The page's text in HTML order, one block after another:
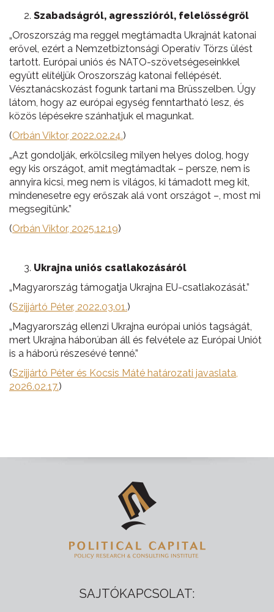
Szabadságról, agresszióról, felelősségről
„Oroszország ma reggel megtámadta Ukrajnát katonai
erővel, ezért a Nemzetbiztonsági Operatív Törzs ülést
tartott. Európai uniós és NATO-szövetségeseinkkel
együtt elítéljük Oroszország katonai fellépését.
Vésztanácskozást fogunk tartani ma Brüsszelben. Úgy
látom, hogy az európai egység fenntartható lesz, és
közös lépésekre szánhatjuk el magunkat.
(Orbán Viktor, 2022.02.24.)
„Azt gondolják, erkölcsileg milyen helyes dolog, hogy
egy kis országot, amit megtámadtak – persze, nem is
annyira kicsi, meg nem is világos, ki támadott meg kit,
mindenesetre egy erőszak alá vont országot –, most mi
megsegítünk.”
(Orbán Viktor, 2025.12.19)
Ukrajna uniós csatlakozásáról
„Magyarország támogatja Ukrajna EU-csatlakozását.”
(Szijjártó Péter, 2022.03.01.)
„Magyarország ellenzi Ukrajna európai uniós tagságát,
mert Ukrajna háborúban áll és felvétele az Európai Uniót
is a háború részesévé tenné.”
(Szijjártó Péter és Kocsis Máté határozati javaslata,
2026.02.17.)
SAJTÓKAPCSOLAT: